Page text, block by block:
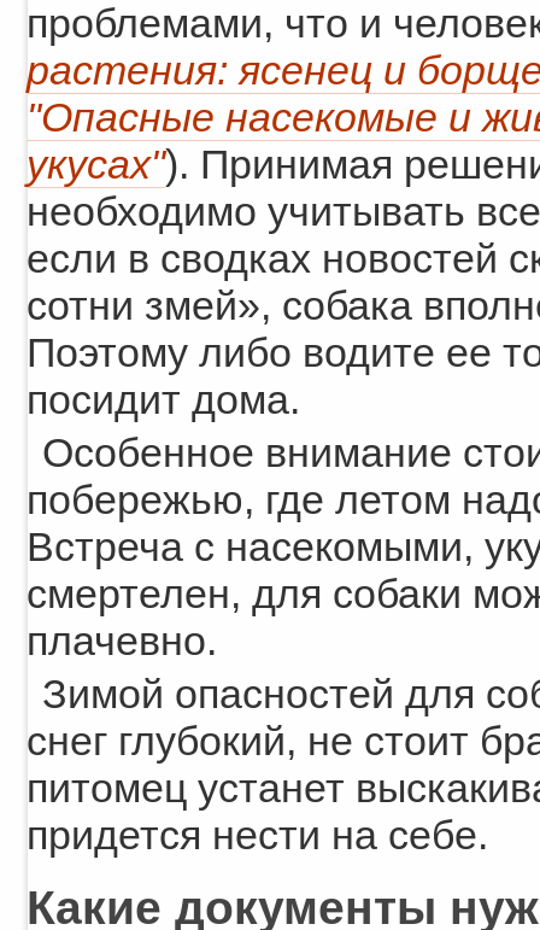
проблемами, что и
растения: ясенец и
"Опасные насекомые и
укусах"). Принимая
необходимо учитывать
если в сводках новостей
сотни змей», собака
Поэтому либо водите ее
посидит дома.
Особенное внимание
побережью, где летом
Встреча с насекомыми,
смертелен, для собаки
плачевно.
Зимой опасностей для
снег глубокий, не стоит
питомец устанет
придется нести на себе.
Какие документы